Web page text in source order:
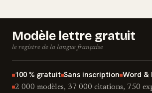
Modèle lettre gratuit
le registre de la langue française
100 % gratuit Sans inscription Word &
2 000 modèles, 37 000 citations, 750